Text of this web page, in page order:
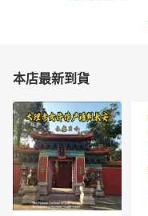
本店最新到貨